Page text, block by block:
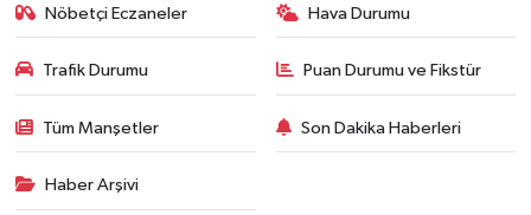
Nöbetçi Eczaneler Hava Durumu
Trafik Durumu Puan Durumu ve Fikstür
Tüm Manşetler Son Dakika Haberleri
Haber Arşivi